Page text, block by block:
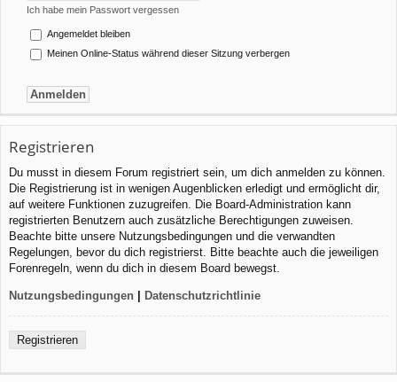
Ich habe mein Passwort vergessen
Angemeldet bleiben
Meinen Online-Status während dieser Sitzung verbergen
Registrieren
Du musst in diesem Forum registriert sein, um dich anmelden zu können.
Die Registrierung ist in wenigen Augenblicken erledigt und ermöglicht dir,
auf weitere Funktionen zuzugreifen. Die Board-Administration kann
registrierten Benutzern auch zusätzliche Berechtigungen zuweisen.
Beachte bitte unsere Nutzungsbedingungen und die verwandten
Regelungen, bevor du dich registrierst. Bitte beachte auch die jeweiligen
Forenregeln, wenn du dich in diesem Board bewegst.
Nutzungsbedingungen | Datenschutzrichtlinie
Registrieren